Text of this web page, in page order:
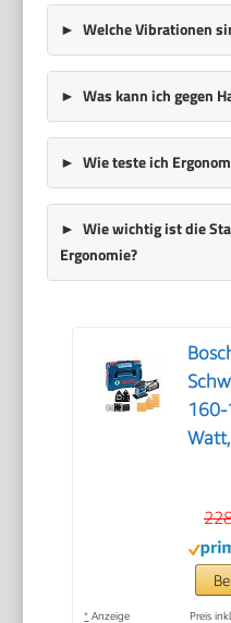
Welche Vibrationen
Was kann ich gegen
Wie teste ich
Wie wichtig ist die
Ergonomie?
160-
* Anzeige Preis